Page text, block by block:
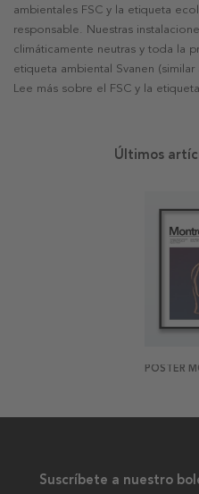
ambientales FSC y la etiqueta
responsable. Nuestras
climáticamente neutras y toda la
etiqueta ambiental Svanen
Lee más sobre el FSC y la
Últimos
Suscríbete a nuestro